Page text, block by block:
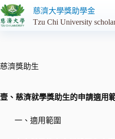
跳
至
主
容
慈濟大學獎助學金
Tzu Chi University
慈濟獎助生
壹、慈濟就學獎助生的申請適用
一、適用範圍